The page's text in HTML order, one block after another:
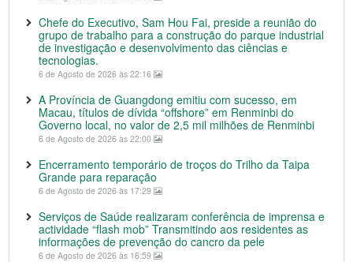
Chefe do Executivo, Sam Hou Fai, preside a reunião do
grupo de trabalho para a construção do parque industrial
de investigação e desenvolvimento das ciências e
tecnologias.
6 de Agosto de 2026 às 22:16
A Província de Guangdong emitiu com sucesso, em
Macau, títulos de dívida “offshore” em Renminbi do
Governo local, no valor de 2,5 mil milhões de Renminbi
6 de Agosto de 2026 às 22:00
Encerramento temporário de troços do Trilho da Taipa
Grande para reparação
6 de Agosto de 2026 às 17:29
Serviços de Saúde realizaram conferência de imprensa e
actividade “flash mob” Transmitindo aos residentes as
informações de prevenção do cancro da pele
6 de Agosto de 2026 às 16:59